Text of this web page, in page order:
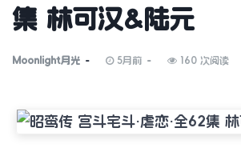
集 林可汉&陆元
Moonlight月光 5月前 160 次阅读